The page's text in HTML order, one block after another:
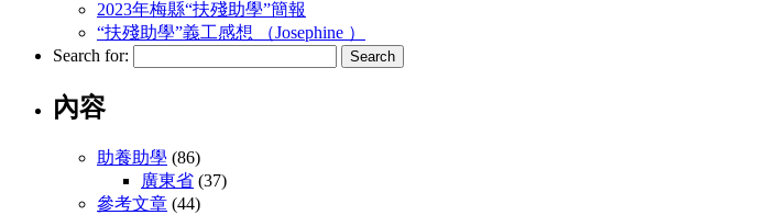
2023年梅縣“扶殘助學”簡報
“扶殘助學”義工感想 （Josephine ）
Search for:
內容
助養助學 (86)
廣東省 (37)
參考文章 (44)